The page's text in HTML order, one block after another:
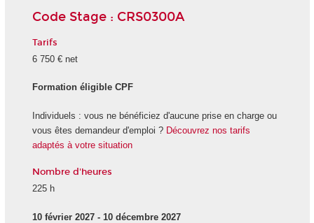
Code Stage : CRS0300A
Tarifs
6 750 € net
Formation éligible CPF
Individuels : vous ne bénéficiez d'aucune prise en charge ou
vous êtes demandeur d'emploi ? Découvrez nos tarifs
adaptés à votre situation
Nombre d'heures
225 h
10 février 2027 - 10 décembre 2027